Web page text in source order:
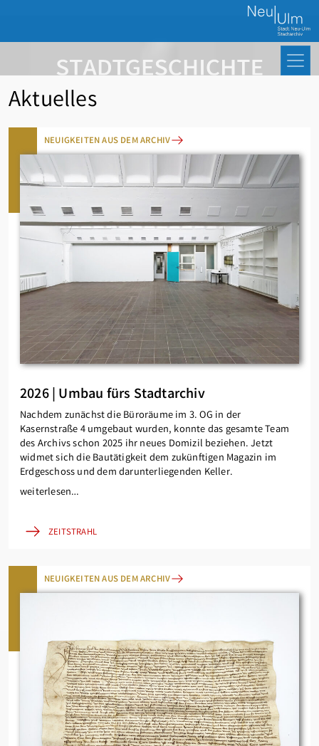
Aktuelles
NEUIGKEITEN AUS DEM ARCHIV
2026 | Umbau fürs Stadtarchiv
Nachdem zunächst die Büroräume im 3. OG in der
Kasernstraße 4 umgebaut wurden, konnte das gesamte Team
des Archivs schon 2025 ihr neues Domizil beziehen. Jetzt
widmet sich die Bautätigkeit dem zukünftigen Magazin im
Erdgeschoss und dem darunterliegenden Keller.
weiterlesen…
ZEITSTRAHL
NEUIGKEITEN AUS DEM ARCHIV